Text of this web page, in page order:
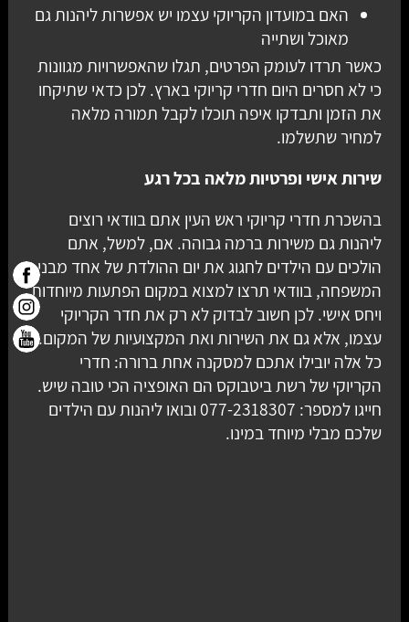
האם במועדון הקריוקי עצמו יש אפשרות ליהנות גם
מאוכל ושתייה
כאשר תרדו לעומק הפרטים, תגלו שהאפשרויות מגוונות
כי לא חסרים היום חדרי קריוקי בארץ. לכן כדאי שתיקחו
את הזמן ותבדקו איפה תוכלו לקבל תמורה מלאה
למחיר שתשלמו.
שירות אישי ופרטיות מלאה בכל רגע
בהשכרת חדרי קריוקי ראש העין אתם בוודאי רוצים
ליהנות גם משירות ברמה גבוהה. אם, למשל, אתם
הולכים עם הילדים לחגוג את יום ההולדת של אחד מבני
המשפחה, בוודאי תרצו למצוא במקום הפתעות מיוחדות
ויחס אישי. לכן חשוב לבדוק לא רק את חדר הקריוקי
עצמו, אלא גם את השירות ואת המקצועיות של המקום.
כל אלה יובילו אתכם למסקנה אחת ברורה: חדרי
הקריוקי של רשת ביטבוקס הם האופציה הכי טובה שיש.
חייגו למספר: 077-2318307 ובואו ליהנות עם הילדים
שלכם מבלי מיוחד במינו.